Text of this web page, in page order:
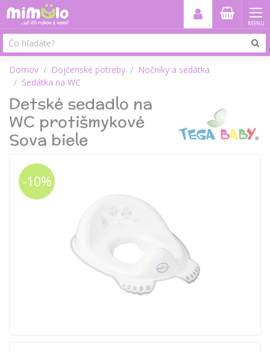
MENU
Domov Dojčenské potreby
Nočníky a sedátka
Sedátka na WC
Detské sedadlo na
WC protišmykové
Sova biele
-10%